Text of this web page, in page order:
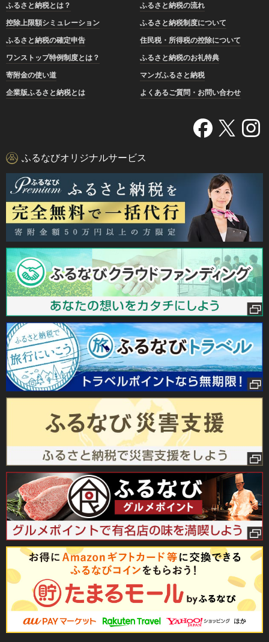
ふるさと納税とは？
ふるさと納税の流れ
控除上限額シミュレーション
ふるさと納税制度について
ふるさと納税の確定申告
住民税・所得税の控除について
ワンストップ特例制度とは？
ふるさと納税のお礼特典
寄附金の使い道
マンガふるさと納税
企業版ふるさと納税とは
よくあるご質問・お問い合わせ
ふるなびオリジナルサービス